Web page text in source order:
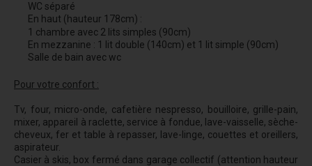
WC séparé
En haut (hauteur 178cm) :
1 chambre avec 2 lits simples (90cm)
En mezzanine : 1 lit double (140cm) et 1 lit simple (90cm)
Salle de bain avec wc
Pour votre confort :
Tv, four, micro-onde, cafetière nespresso, bouilloire, grille-pain,
mixer, appareil à raclette, service à fondue, lave-vaisselle, sèche-
cheveux, fer et table à repasser, lave-linge, couettes et oreillers,
aspirateur.
Casier à skis, box fermé dans garage collectif (attention hauteur